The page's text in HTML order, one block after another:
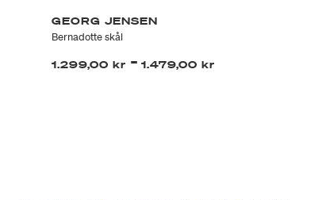
GEORG JENSEN
Bernadotte skål
1.299,00 kr - 1.479,00 kr